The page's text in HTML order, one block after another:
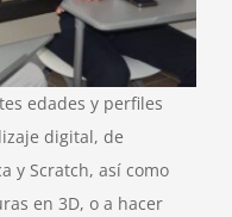
edades y perfiles
digital, de
y Scratch, así como
en 3D, o a hacer